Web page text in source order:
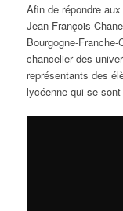
Afin de répondre
Jean-François
Bourgogne-
chancelier des
représentants des
lycéenne qui se